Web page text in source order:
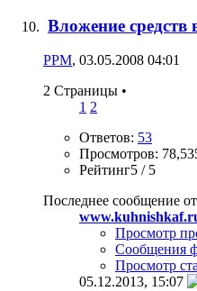
Вложение средств
PPM, 03.05.2008 04:01
2 Страницы •
1 2
Ответов: 53
Просмотров:
Рейтинг5 / 5
Последнее сообщение от
Просмотр
Сообщения
Просмотр
05.12.2013, 15:07